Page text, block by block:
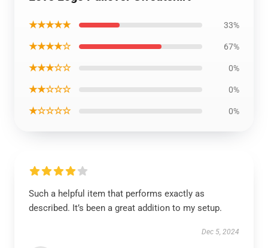
★★★★★ 33%
★★★★☆ 67%
★★★☆☆ 0%
★★☆☆☆ 0%
★☆☆☆☆ 0%
Such a helpful item that performs exactly as
described. It’s been a great addition to my setup.
Dec 5, 2024